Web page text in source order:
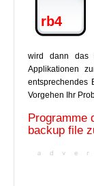
rb4
wird dann das
Applikationen
entsprechendes
Vorgehen Ihr
Programme
backup file